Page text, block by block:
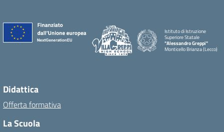
Istituto di Istruzione
Superiore Statale
"Alessandro Greppi"
Monticello Brianza (Lecco)
Didattica
Offerta formativa
La Scuola